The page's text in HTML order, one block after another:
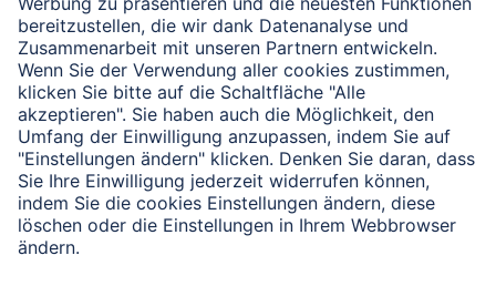
Verbleibende Zeichen: 1000/ 1000
Senden
Mit Absenden des Formulars bestätigen Sie, dass Sie unsere
Datenschutzbestimmungen zur Formulardatenverarbeitung zur